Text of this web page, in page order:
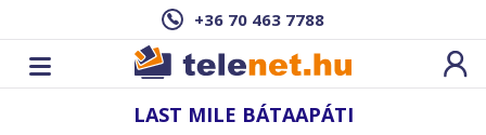
+36 70 463 7788
LAST MILE BÁTAAPÁTI